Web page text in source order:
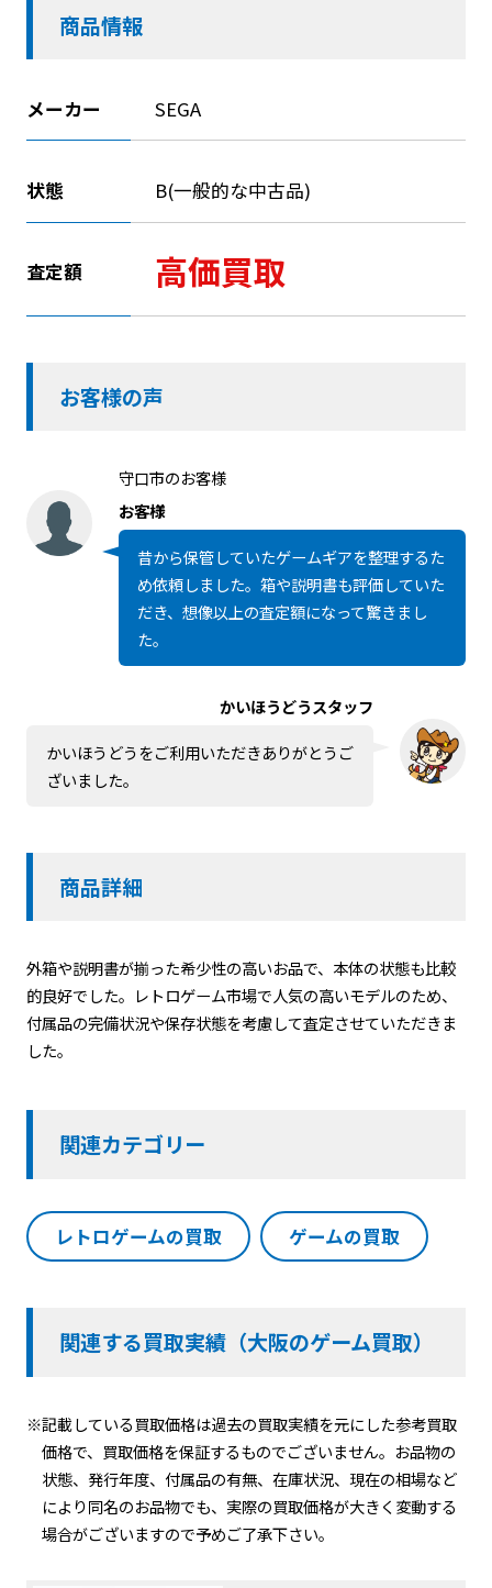
商品情報
メーカー SEGA
状態 B(一般的な中古品)
査定額 高価買取
お客様の声
守口市のお客様
お客様
昔から保管していたゲームギアを整理するた
め依頼しました。箱や説明書も評価していた
だき、想像以上の査定額になって驚きまし
た。
かいほうどうスタッフ
かいほうどうをご利用いただきありがとうご
ざいました。
商品詳細
外箱や説明書が揃った希少性の高いお品で、本体の状態も比較
的良好でした。レトロゲーム市場で人気の高いモデルのため、
付属品の完備状況や保存状態を考慮して査定させていただきま
した。
関連カテゴリー
レトロゲームの買取 ゲームの買取
関連する買取実績（大阪のゲーム買取）
※記載している買取価格は過去の買取実績を元にした参考買取
価格で、買取価格を保証するものでございません。お品物の
状態、発行年度、付属品の有無、在庫状況、現在の相場など
により同名のお品物でも、実際の買取価格が大きく変動する
場合がございますので予めご了承下さい。